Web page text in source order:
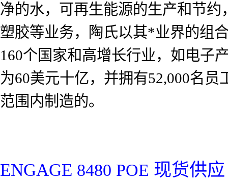
净的水，可再生能源的生产和节
塑胶等业务，陶氏以其*业界的组
160个国家和高增长行业，如电子
为60美元十亿，并拥有52,000名
范围内制造的。
ENGAGE 8480 POE 现货供